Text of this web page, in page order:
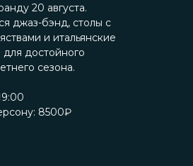
20 августа.
джаз-бэнд, столы с
и итальянские
для достойного
сезона.
8500₽